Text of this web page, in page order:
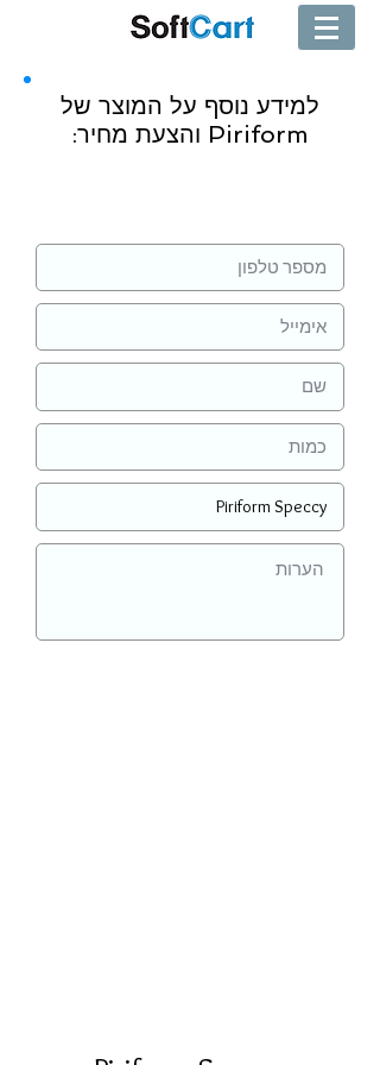
למידע נוסף על המוצר של
Piriform והצעת מחיר: